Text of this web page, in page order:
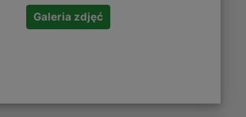
Galeria zdjęć